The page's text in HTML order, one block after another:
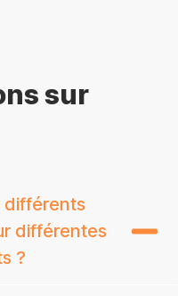
sur
différents
différentes
?